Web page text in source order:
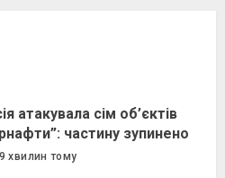
атакувала сім об’єктів
частину зупинено
хвилин тому